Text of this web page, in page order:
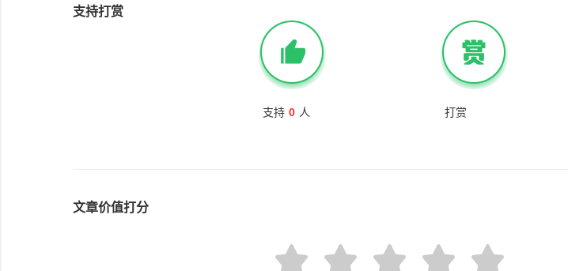
支持打赏
支持 0 人 打赏
文章价值打分